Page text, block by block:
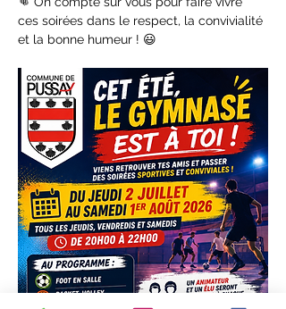
ces soirées dans le respect, la convivialité
et la bonne humeur ! 😃